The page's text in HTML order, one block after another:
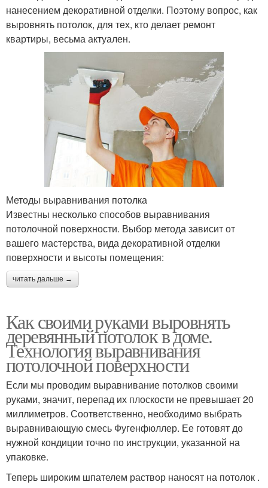
нанесением декоративной отделки. Поэтому вопрос, как
выровнять потолок, для тех, кто делает ремонт
квартиры, весьма актуален.
Методы выравнивания потолка
Известны несколько способов выравнивания
потолочной поверхности. Выбор метода зависит от
вашего мастерства, вида декоративной отделки
поверхности и высоты помещения:
читать дальше →
Как своими руками выровнять
деревянный потолок в доме.
Технология выравнивания
потолочной поверхности
Если мы проводим выравнивание потолков своими
руками, значит, перепад их плоскости не превышает 20
миллиметров. Соответственно, необходимо выбрать
выравнивающую смесь Фугенфюллер. Ее готовят до
нужной кондиции точно по инструкции, указанной на
упаковке.
Теперь широким шпателем раствор наносят на потолок .